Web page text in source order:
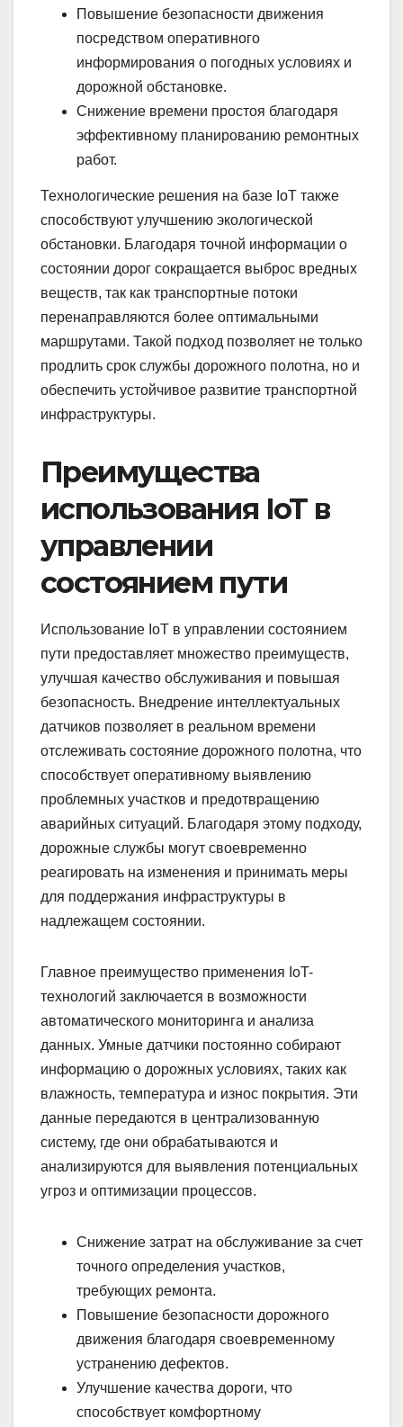
Повышение безопасности движения
посредством оперативного
информирования о погодных условиях и
дорожной обстановке.
Снижение времени простоя благодаря
эффективному планированию ремонтных
работ.
Технологические решения на базе IoT также
способствуют улучшению экологической
обстановки. Благодаря точной информации о
состоянии дорог сокращается выброс вредных
веществ, так как транспортные потоки
перенаправляются более оптимальными
маршрутами. Такой подход позволяет не только
продлить срок службы дорожного полотна, но и
обеспечить устойчивое развитие транспортной
инфраструктуры.
Преимущества
использования IoT в
управлении
состоянием пути
Использование IoT в управлении состоянием
пути предоставляет множество преимуществ,
улучшая качество обслуживания и повышая
безопасность. Внедрение интеллектуальных
датчиков позволяет в реальном времени
отслеживать состояние дорожного полотна, что
способствует оперативному выявлению
проблемных участков и предотвращению
аварийных ситуаций. Благодаря этому подходу,
дорожные службы могут своевременно
реагировать на изменения и принимать меры
для поддержания инфраструктуры в
надлежащем состоянии.
Главное преимущество применения IoT-
технологий заключается в возможности
автоматического мониторинга и анализа
данных. Умные датчики постоянно собирают
информацию о дорожных условиях, таких как
влажность, температура и износ покрытия. Эти
данные передаются в централизованную
систему, где они обрабатываются и
анализируются для выявления потенциальных
угроз и оптимизации процессов.
Снижение затрат на обслуживание за счет
точного определения участков,
требующих ремонта.
Повышение безопасности дорожного
движения благодаря своевременному
устранению дефектов.
Улучшение качества дороги, что
способствует комфортному